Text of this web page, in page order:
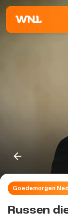
Goedemorgen
Russen